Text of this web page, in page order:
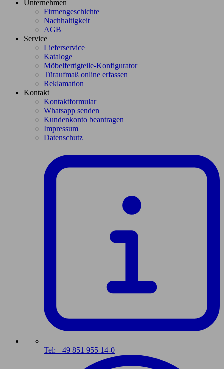
Unternehmen
Firmengeschichte
Nachhaltigkeit
AGB
Service
Lieferservice
Kataloge
Möbelfertigteile-Konfigurator
Türaufmaß online erfassen
Reklamation
Kontakt
Kontaktformular
Whatsapp senden
Kundenkonto beantragen
Impressum
Datenschutz
Tel: +49 851 955 14-0